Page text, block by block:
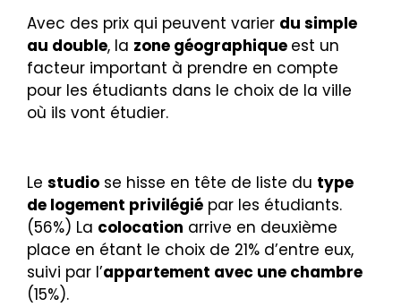
Avec des prix qui peuvent varier du simple
au double, la zone géographique est un
facteur important à prendre en compte
pour les étudiants dans le choix de la ville
où ils vont étudier.
Le studio se hisse en tête de liste du type
de logement privilégié par les étudiants.
(56%) La colocation arrive en deuxième
place en étant le choix de 21% d’entre eux,
suivi par l’appartement avec une chambre
(15%).